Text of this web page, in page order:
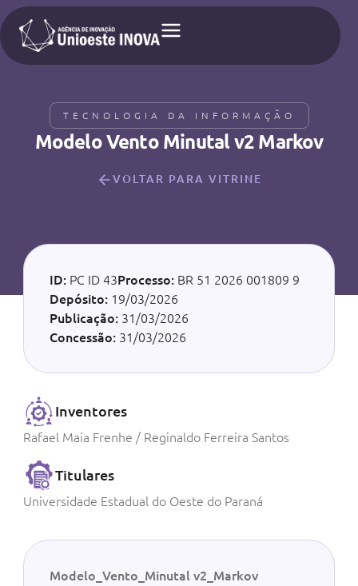
TECNOLOGIA DA INFORMAÇÃO
Modelo Vento Minutal v2 Markov
VOLTAR PARA VITRINE
ID: PC ID 43Processo: BR 51 2026 001809 9
Depósito: 19/03/2026
Publicação: 31/03/2026
Concessão: 31/03/2026
Inventores
Rafael Maia Frenhe / Reginaldo Ferreira Santos
Titulares
Universidade Estadual do Oeste do Paraná
Modelo_Vento_Minutal v2_Markov